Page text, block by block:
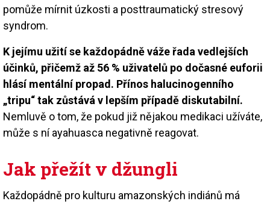
pomůže mírnit úzkosti a posttraumatický stresový
syndrom.
K jejímu užití se každopádně váže řada vedlejších
účinků, přičemž až 56 % uživatelů po dočasné euforii
hlásí mentální propad. Přínos halucinogenního
„tripu“ tak zůstává v lepším případě diskutabilní.
Nemluvě o tom, že pokud již nějakou medikaci užíváte,
může s ní ayahuasca negativně reagovat.
Jak přežít v džungli
Každopádně pro kulturu amazonských indiánů má